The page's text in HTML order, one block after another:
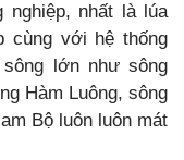
nghiệp, nhất là lúa
cùng với hệ thống
lớn như sông
Hàm Luông, sông
Bộ luôn luôn mát